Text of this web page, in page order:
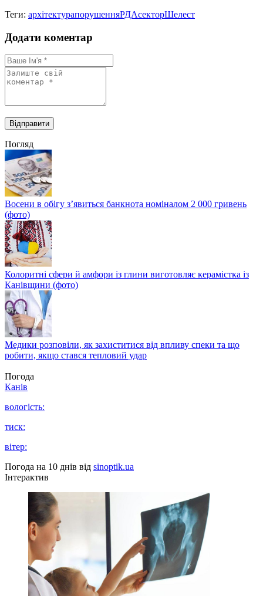
Теги: архітектурапорушенняРДАсекторШелест
Додати коментар
Погляд
Восени в обігу з’явиться банкнота номіналом 2 000 гривень
(фото)
Колоритні сфери й амфори із глини виготовляє керамістка із
Канівщини (фото)
Медики розповіли, як захиститися від впливу спеки та що
робити, якщо стався тепловий удар
Погода
Канів
вологість:
тиск:
вітер:
Погода на 10 днів від sinoptik.ua
Інтерактив